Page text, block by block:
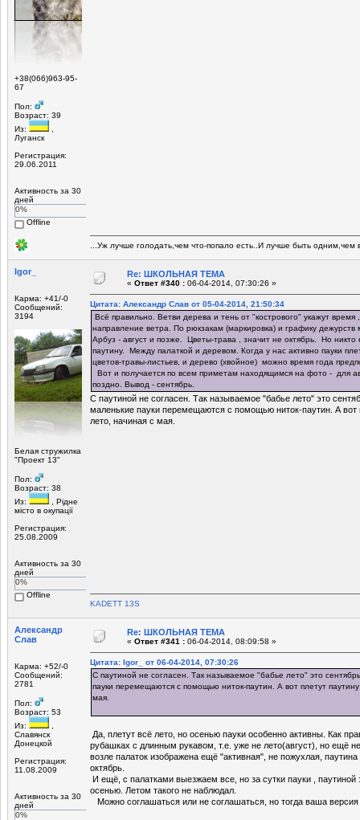
+38(066)963-95-
67
Пол:
Возраст: 39
Из:
Луганск
Регистрация:
29.06.2011
Активность за 30
дней
0%
Offline
...Уж лучше голодать,чем что-попало есть..И лучше быть одним,чем
Igor_
Карма: +41/-0
Сообщений:
3194
Белая стружилка
"Проект 13"
Пол:
Возраст: 38
Из:
, Рiдне
мicто в окупацiї
Регистрация:
25.08.2009
Активность за 30
дней
0%
Offline
Re: ШКОЛЬНАЯ ТЕМА
« Ответ #340 : 06-04-2014, 07:30:26 »
Цитата: Александр Слав от 05-04-2014, 21:50:34
Всё правильно. Ветви дерева и тень от "кострового" укажут
направление ветра. По рюкзакам (маркировка) и графику дежурств
Арбуз - август и позже. Цветы-трава , значит не октябрь. Но
паутину. Между палаткой и деревом. Когда у нас активно пауки
цветов-травы-листьев, и дерево (хвойное) можно время года
Вот и получается по всем приметам находящимся на фото - для
поздно. Вывод - сентябрь.
С паутиной не согласен. Так называемое "бабье лето" это
маленькие пауки перемещаются с помощью ниток-паутин. А вот
лето, начиная с мая.
KADETT 13S
Александр
Слав
Карма: +52/-0
Сообщений:
2781
Пол:
Возраст: 53
Из:
Славянск
Донецкой
Регистрация:
11.08.2009
Активность за 30
дней
0%
Re: ШКОЛЬНАЯ ТЕМА
« Ответ #341 : 06-04-2014, 08:09:58 »
Цитата: Igor_ от 06-04-2014, 07:30:26
С паутиной не согласен. Так называемое "бабье лето" это
пауки перемещаются с помощью ниток-паутин. А вот плетут
мая.
Да, плетут всё лето, но осенью пауки особенно активны. Как
рубашках с длинным рукавом, т.е. уже не лето(август), но ещё
возле палаток изображена ещё "активная", не пожухлая,
октябрь.
И ещё, с палатками выезжаем все, но за сутки пауки , паутиной
осенью. Летом такого не наблюдал.
Можно соглашаться или не соглашаться, но тогда ваша версия